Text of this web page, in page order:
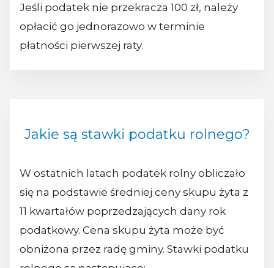
Jeśli podatek nie przekracza 100 zł, należy
opłacić go jednorazowo w terminie
płatności pierwszej raty.
Jakie są stawki podatku rolnego?
W ostatnich latach podatek rolny obliczało
się na podstawie średniej ceny skupu żyta z
11 kwartałów poprzedzających dany rok
podatkowy. Cena skupu żyta może być
obniżona przez radę gminy. Stawki podatku